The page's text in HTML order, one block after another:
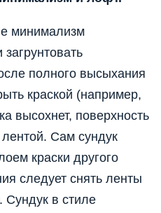
минимализм
полного высыхания
краской (например,
высохнет, поверхность
Сам сундук
краски другого
следует снять ленты
Сундук в стиле